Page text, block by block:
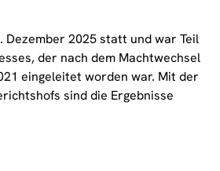
Dezember 2025 statt und war Teil
der nach dem Machtwechsel
eingeleitet worden war. Mit der
sind die Ergebnisse